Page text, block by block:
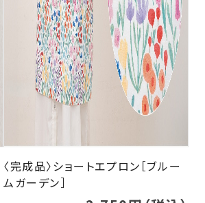
〈完成品〉ショートエプロン［ブルー
ムガーデン］